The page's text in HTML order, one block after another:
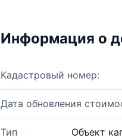
Информация о
Кадастровый номер:
Дата обновления
Тип
Объект